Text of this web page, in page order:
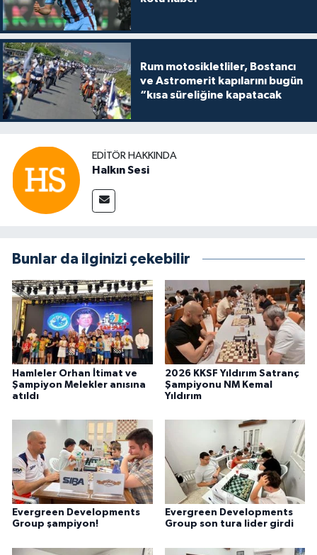
Rum motosikletliler, Bostancı
ve Astromerit kapılarını bugün
“kısa süreliğine kapatacak
EDITÖR HAKKINDA
Halkın Sesi
Bunlar da ilginizi çekebilir
Hamleler Orhan İtimat ve
Şampiyon Melekler anısına
atıldı
2026 KKSF Yıldırım Satranç
Şampiyonu NM Kemal
Yıldırım
Evergreen Developments
Group şampiyon!
Evergreen Developments
Group son tura lider girdi